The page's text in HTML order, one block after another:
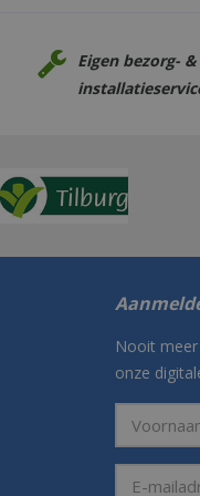
Eigen bezorg- &
Nooit
onze